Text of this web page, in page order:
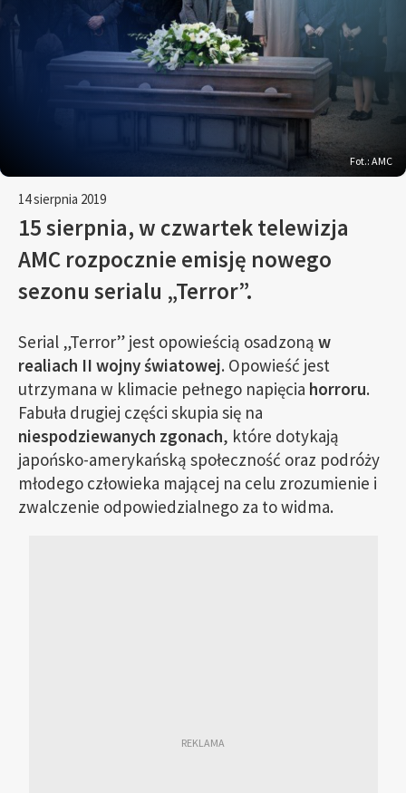
Fot.: AMC
14 sierpnia 2019
15 sierpnia, w czwartek telewizja
AMC rozpocznie emisję nowego
sezonu serialu „Terror”.
Serial „Terror” jest opowieścią osadzoną w
realiach II wojny światowej. Opowieść jest
utrzymana w klimacie pełnego napięcia horroru.
Fabuła drugiej części skupia się na
niespodziewanych zgonach, które dotykają
japońsko-amerykańską społeczność oraz podróży
młodego człowieka mającej na celu zrozumienie i
zwalczenie odpowiedzialnego za to widma.